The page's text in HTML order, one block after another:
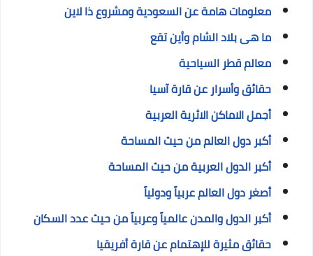
معلومات هامة عن السعودية ومشروع ذا لاين
ما هى بلاد الشام وأين تقع
معالم قطر السياحية
حقائق وأسرار عن قارة آسيا
أجمل الاماكن الاثرية العربية
أكبر دول العالم من حيث المساحة
أكبر الدول العربية من حيث المساحة
أصغر دول العالم عربياً ودولياً
أكبر الدول والمدن عالمياً وعربياً من حيث عدد السكان
حقائق مثيرة للإهتمام عن قارة أفريقيا